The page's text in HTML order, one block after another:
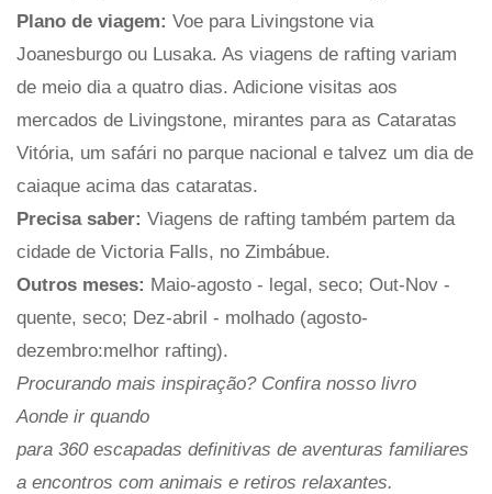
Plano de viagem: Voe para Livingstone via
Joanesburgo ou Lusaka. As viagens de rafting variam
de meio dia a quatro dias. Adicione visitas aos
mercados de Livingstone, mirantes para as Cataratas
Vitória, um safári no parque nacional e talvez um dia de
caiaque acima das cataratas.
Precisa saber: Viagens de rafting também partem da
cidade de Victoria Falls, no Zimbábue.
Outros meses: Maio-agosto - legal, seco; Out-Nov -
quente, seco; Dez-abril - molhado (agosto-
dezembro:melhor rafting).
Procurando mais inspiração? Confira nosso livro
Aonde ir quando
para 360 escapadas definitivas de aventuras familiares
a encontros com animais e retiros relaxantes.